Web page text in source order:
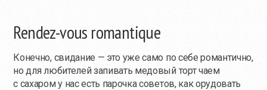
Rendez-vous romantique
Конечно, свидание — это уже само по себе романтично,
но для любителей запивать медовый торт чаем
с сахаром у нас есть парочка советов, как орудовать